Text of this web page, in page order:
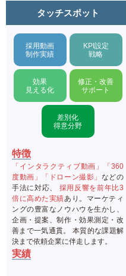
タッチスポット
採用動画
制作実績
KPI設定
戦略
効果
見える化
修正・改善
サポート
差別化
得意分野
特徴
「インタラクティブ動画」「360
度動画」「ドローン撮影」 などの
手法に対応、 採用反響を前年比3
倍に高めた実績あり。マーケティ
ングの豊富なノウハウを生かし、
企画・提案、制作・効果測定・改
善まで一気通貫。 本質的な課題解
決まで依頼企業に伴走します。
実績